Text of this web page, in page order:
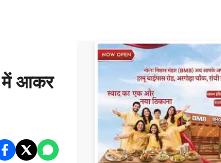
में आकर